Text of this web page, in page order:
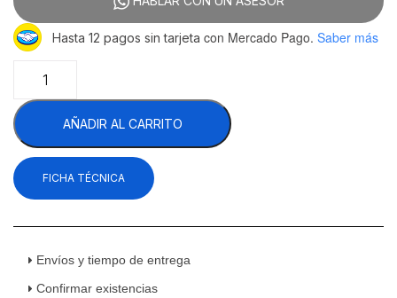
Hasta 12 pagos sin tarjeta con Mercado Pago. Saber más
ABBC-
58-
S
HC
Refrigerador
Contrabarra
Acero
Puertas
AÑADIR AL CARRITO
FICHA TÉCNICA
Envíos y tiempo de entrega
Confirmar existencias